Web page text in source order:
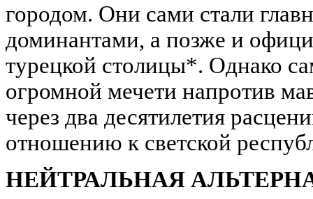
городом. Они сами стали
доминантами, а позже и
турецкой столицы*. Однако
огромной мечети напротив
через два десятилетия
отношению к светской
НЕЙТРАЛЬНАЯ